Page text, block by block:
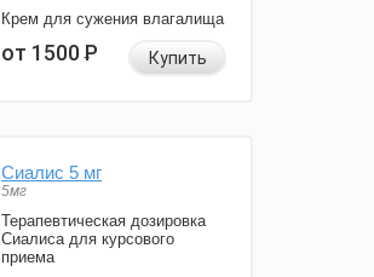
Крем для сужения влагалища
от 1500Р Купить
Сиалис 5 мг
5мг
Терапевтическая дозировка
Сиалиса для курсового
приема